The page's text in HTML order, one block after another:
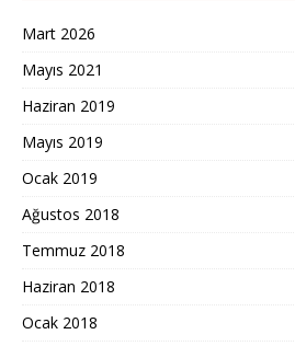
Mart 2026
Mayıs 2021
Haziran 2019
Mayıs 2019
Ocak 2019
Ağustos 2018
Temmuz 2018
Haziran 2018
Ocak 2018